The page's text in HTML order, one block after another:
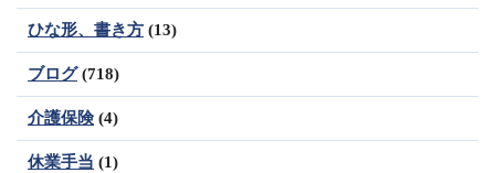
ひな形、書き方 (13)
ブログ(718)
介護保険(4)
休業手当 (1)